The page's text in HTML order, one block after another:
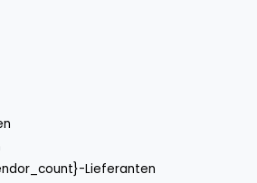
Lieferanten